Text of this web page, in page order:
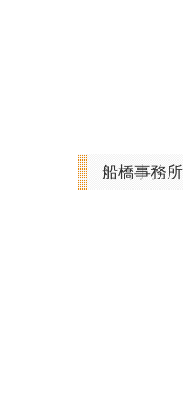
船橋事務所